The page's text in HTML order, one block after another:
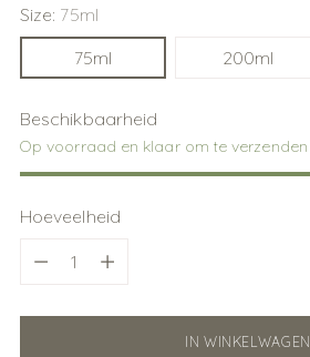
Size: 75ml
75ml
200ml
Beschikbaarheid
Op voorraad en klaar om te verzenden
Hoeveelheid
Hoeveelheid
IN WINKELWAGEN